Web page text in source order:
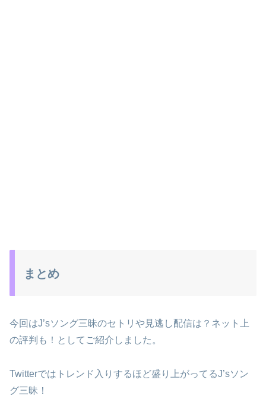
まとめ
今回はJ’sソング三昧のセトリや見逃し配信は？ネット上
の評判も！としてご紹介しました。
Twitterではトレンド入りするほど盛り上がってるJ’sソン
グ三昧！